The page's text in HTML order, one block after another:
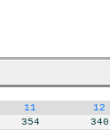
11 12
354 340